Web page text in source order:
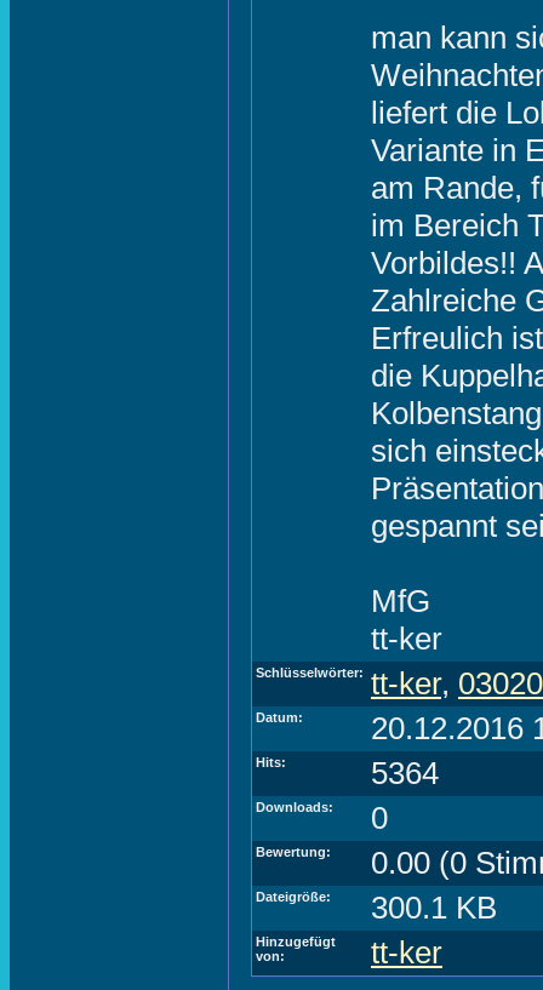
man kann
liefert die
Variante in
am Rande,
im Bereich
Vorbildes!!
Zahlreiche
Erfreulich
die
sich
gespannt
MfG
tt-ker
Schlüsselwörter: tt-ker, 03020
Datum: 20.12.2016
Hits: 5364
Downloads: 0
Bewertung: 0.00 (0
Dateigröße: 300.1 KB
Hinzugefügt
von:
tt-ker